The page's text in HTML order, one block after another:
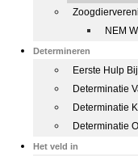
NEM
Determineren
Eerste Hulp
Determinatie
Determinatie
Determinatie
Het veld in